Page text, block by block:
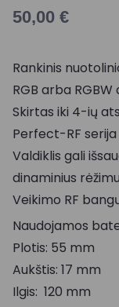
50,00 €
Rankinis
RGB arba
Skirtas iki 4-ių
Perfect-RF serija
Valdiklis gali
dinaminius
Veikimo RF
Naudojamos
Plotis: 55 mm
Aukštis: 17 mm
Ilgis: 120 mm